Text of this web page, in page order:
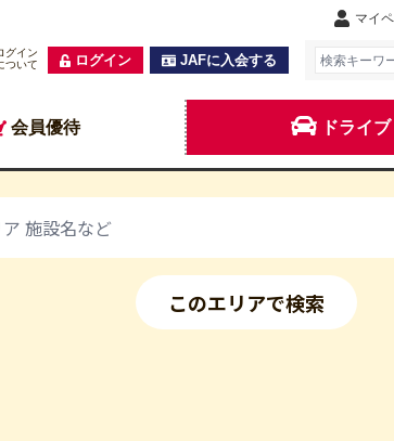
マイ
グイン
ついて
ログイン JAFに入会する
会員優待 ドライ
このエリアで検索